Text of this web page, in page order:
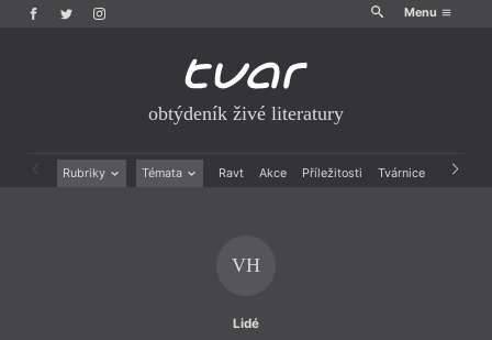
Menu
obtýdeník živé literatury
Rubriky Témata Ravt Akce Příležitosti Tvárnice Archiv
VH
Lidé